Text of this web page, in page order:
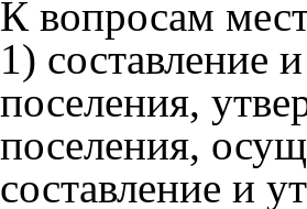
К вопросам
1) составление
поселения,
поселения,
составление и